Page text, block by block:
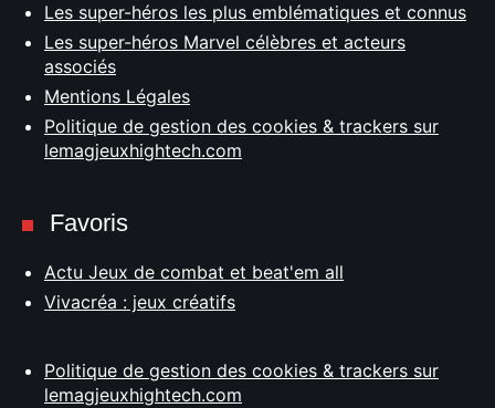
Les super-héros les plus emblématiques et connus
Les super-héros Marvel célèbres et acteurs
associés
Mentions Légales
Politique de gestion des cookies & trackers sur
lemagjeuxhightech.com
Favoris
Actu Jeux de combat et beat'em all
Vivacréa : jeux créatifs
Politique de gestion des cookies & trackers sur
lemagjeuxhightech.com